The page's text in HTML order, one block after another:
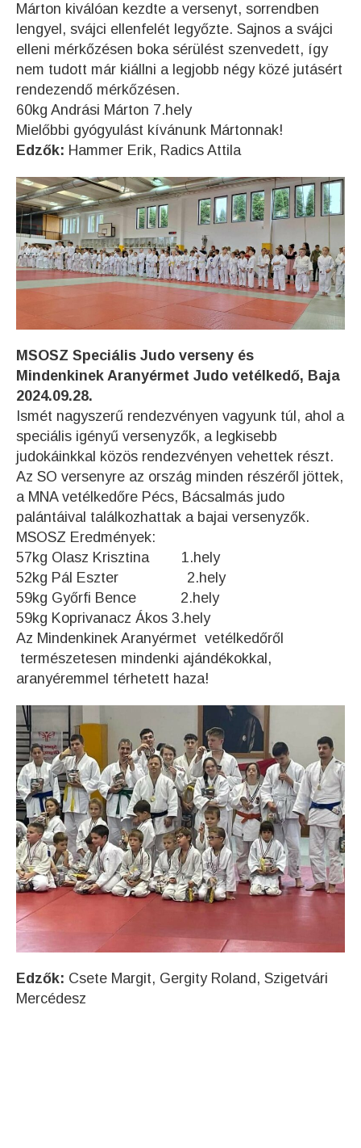
Márton kiválóan kezdte a versenyt, sorrendben
lengyel, svájci ellenfelét legyőzte. Sajnos a svájci
elleni mérkőzésen boka sérülést szenvedett, így
nem tudott már kiállni a legjobb négy közé jutásért
rendezendő mérkőzésen.
60kg Andrási Márton 7.hely
Mielőbbi gyógyulást kívánunk Mártonnak!
Edzők: Hammer Erik, Radics Attila
MSOSZ Speciális Judo verseny és
Mindenkinek Aranyérmet Judo vetélkedő, Baja
2024.09.28.
Ismét nagyszerű rendezvényen vagyunk túl, ahol a
speciális igényű versenyzők, a legkisebb
judokáinkkal közös rendezvényen vehettek részt.
Az SO versenyre az ország minden részéről jöttek,
a MNA vetélkedőre Pécs, Bácsalmás judo
palántáival találkozhattak a bajai versenyzők.
MSOSZ Eredmények:
57kg Olasz Krisztina 1.hely
52kg Pál Eszter 2.hely
59kg Győrfi Bence 2.hely
59kg Koprivanacz Ákos 3.hely
Az Mindenkinek Aranyérmet vetélkedőről
természetesen mindenki ajándékokkal,
aranyéremmel térhetett haza!
Edzők: Csete Margit, Gergity Roland, Szigetvári
Mercédesz